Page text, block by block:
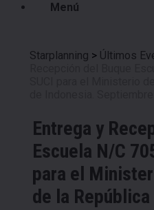
Menú
Starplanning > Últimos
Entrega y
Escuela N/C
para el
de la